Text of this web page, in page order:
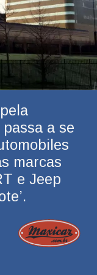
a se
marcas
e Jeep